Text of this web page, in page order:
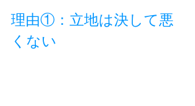
理由①：立地は決して悪
くない